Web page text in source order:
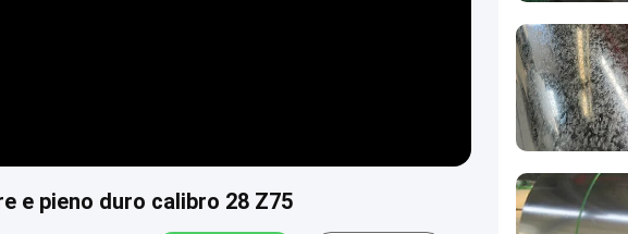
e pieno duro calibro 28 Z75